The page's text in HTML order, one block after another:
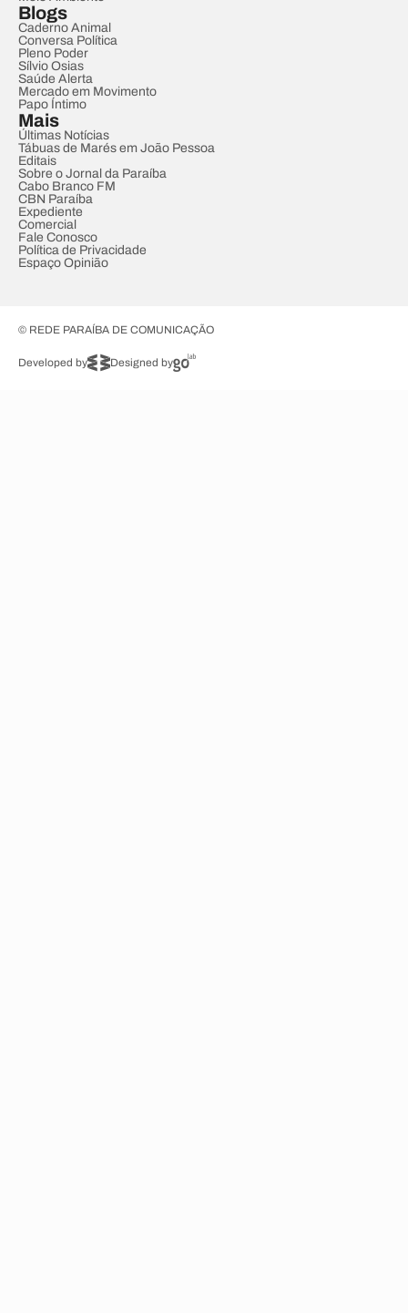
Blogs
Caderno Animal
Conversa Política
Pleno Poder
Sílvio Osias
Saúde Alerta
Mercado em Movimento
Papo Íntimo
Mais
Últimas Notícias
Tábuas de Marés em João Pessoa
Editais
Sobre o Jornal da Paraíba
Cabo Branco FM
CBN Paraíba
Expediente
Comercial
Fale Conosco
Política de Privacidade
Espaço Opinião
© REDE PARAÍBA DE COMUNICAÇÃO
Developed by Designed by